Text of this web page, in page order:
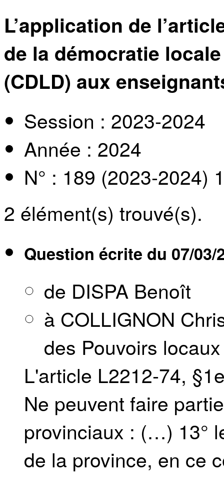
L’application de
de la démocratie
(CDLD) aux
Session : 2023-2024
Année : 2024
N° : 189 (2023-2024)
2 élément(s) trouvé(s).
Question écrite du 07/03/
de DISPA Benoît
à COLLIGNON
des Pouvoirs
L'article L2212-74,
Ne peuvent faire
provinciaux : (…) 13°
de la province, en ce